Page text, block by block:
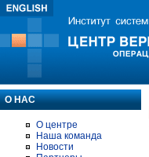
О НАС
О центре
Наша команда
Новости